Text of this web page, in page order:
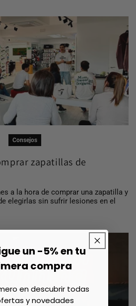
Consejos
zapatillas de
a la hora de comprar una zapatilla y
elegirlas sin sufrir lesiones en el
un -5% en tu
compra
en descubrir todas
y novedades